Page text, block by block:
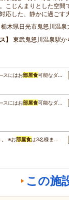
こじんまりとした空間
応した、静かに過ごす
栃木県日光市鬼怒川温
東武鬼怒川温泉駅
にはお部屋食可能なダ…
にはお部屋食可能なダ…
。 ※お部屋食は3名様ま…
この施